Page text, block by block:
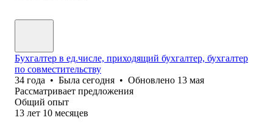
Бухгалтер в ед.числе, приходящий бухгалтер, бухгалтер
по совместительству
34 года • Была сегодня • Обновлено 13 мая
Рассматривает предложения
Общий опыт
13 лет 10 месяцев